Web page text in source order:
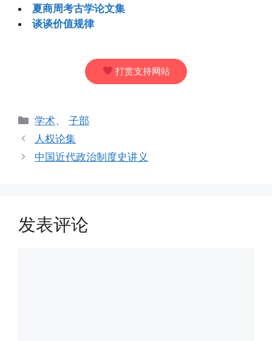
夏商周考古学论文集
谈谈价值规律
打赏支持网站
分
类
学术、子部
人权论集
中国近代政治制度史讲义
发表评论